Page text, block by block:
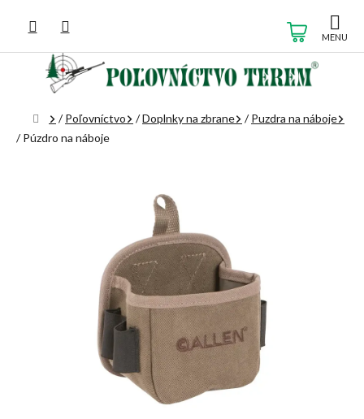
obsah
KOŠÍK
Domov
/ Poľovníctvo /Doplnky na zbrane / Puzdra na náboje
/ Púzdro na náboje